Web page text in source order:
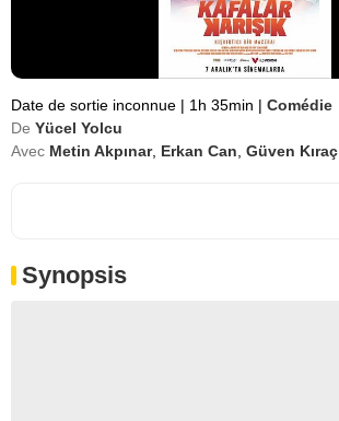
Date de sortie inconnue | 1h 35min | Comédie
De Yücel Yolcu
Avec Metin Akpınar, Erkan Can Güven Kıraç
Synopsis